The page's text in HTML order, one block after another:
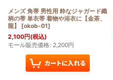
メンズ 角帯 男性用 粋なジャガード織
柄の帯 単衣帯 着物や浴衣に【金茶、
龍】
[okob-01]
2,100円(税込)
モール販売価格: 2,200円